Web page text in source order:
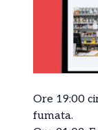
Ore 19:00
fumata.